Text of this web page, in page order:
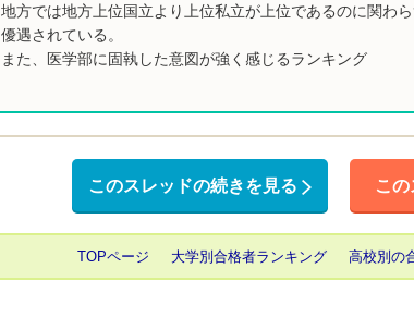
地方では地方上位国立より上位私立が上位であるのに関わ
優遇されている。
また、医学部に固執した意図が強く感じるランキング
このスレッドの続きを見る こ
TOPページ 大学別合格者ランキング 高校別の